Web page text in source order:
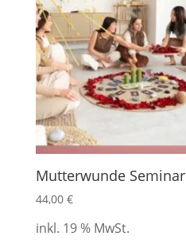
Mutterwunde Seminar
44,00 €
inkl. 19 % MwSt.